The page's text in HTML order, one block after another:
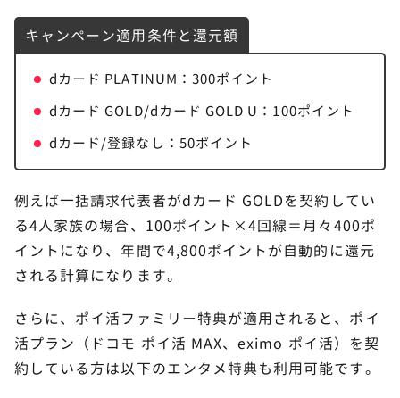
キャンペーン適用条件と還元額
dカード PLATINUM：300ポイント
dカード GOLD/dカード GOLD U：100ポイント
dカード/登録なし：50ポイント
例えば一括請求代表者がdカード GOLDを契約してい
る4人家族の場合、100ポイント×4回線＝月々400ポ
イントになり、年間で4,800ポイントが自動的に還元
される計算になります。
さらに、ポイ活ファミリー特典が適用されると、ポイ
活プラン（ドコモ ポイ活 MAX、eximo ポイ活）を契
約している方は以下のエンタメ特典も利用可能です。